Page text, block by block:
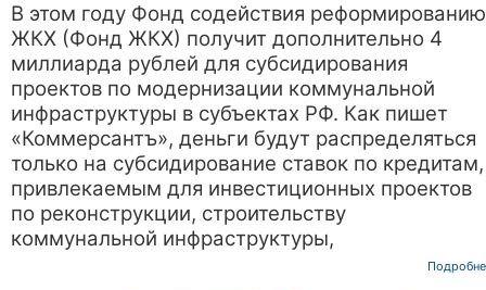
В этом году Фонд содействия реформированию
ЖКХ (Фонд ЖКХ) получит дополнительно 4
миллиарда рублей для субсидирования
проектов по модернизации коммунальной
инфраструктуры в субъектах РФ. Как пишет
«Коммерсантъ», деньги будут распределяться
только на субсидирование ставок по кредитам,
привлекаемым для инвестиционных проектов
по реконструкции, строительству
коммунальной инфраструктуры,